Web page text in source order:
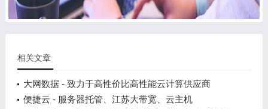
相关文章
大网数据 - 致力于高性价比高性能云计算供应商
便捷云 - 服务器托管、江苏大带宽、云主机